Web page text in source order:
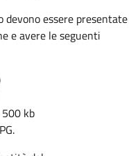
essere presentate
e avere le seguenti
kb